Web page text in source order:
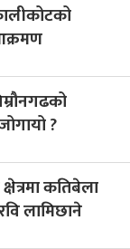
?
कतिबेला
लामिछाने